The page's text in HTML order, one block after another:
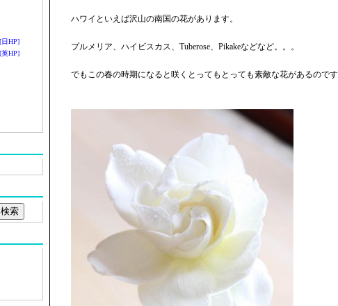
HP]
HP]
ハワイといえば沢山の南国の花があります。
プルメリア、ハイビスカス、Tuberose、Pikakeなどなど。。。
でもこの春の時期になると咲くとってもとっても素敵な花があるので